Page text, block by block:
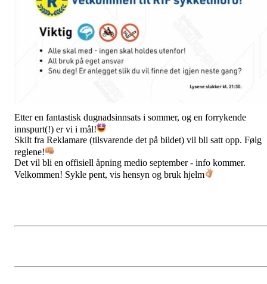
Etter en fantastisk dugnadsinnsats i sommer, og en forrykende
innspurt(!) er vi i mål!
Skilt fra Reklamare (tilsvarende det på bildet) vil bli satt opp. Følg
reglene!
Det vil bli en offisiell åpning medio september - info kommer.
Velkommen! Sykle pent, vis hensyn og bruk hjelm